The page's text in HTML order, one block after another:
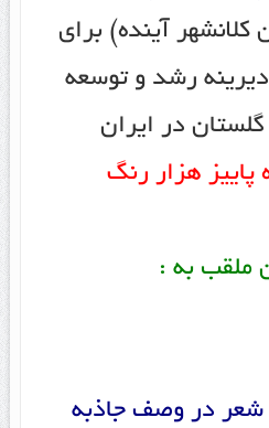
کلانشهر آینده) برای
رشد و توسعه
در ایران
پاییز هزار رنگ
ملقب به :
شعر در وصف جاذبه